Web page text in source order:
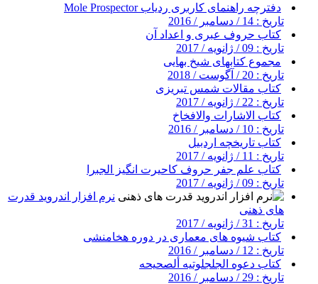
دفترچه راهنمای کاربری ردیاب Mole Prospector
تاریخ : 14 / دسامبر / 2016
کتاب حروف عبری و اعداد آن
تاریخ : 09 / ژانویه / 2017
مجموع کتابهای شیخ بهایی
تاریخ : 20 / آگوست / 2018
کتاب مقالات شمس تبریزی
تاریخ : 22 / ژانویه / 2017
کتاب الاشارات والافخاخ
تاریخ : 10 / دسامبر / 2016
کتاب تاریخچه اردبیل
تاریخ : 11 / ژانویه / 2017
کتاب علم جفر حروف کاحیرت انگیز الجبرا
تاریخ : 09 / ژانویه / 2017
نرم افزار اندروید قدرت
های ذهنی
تاریخ : 31 / ژانویه / 2017
کتاب شیوه های معماری در دوره هخامنشی
تاریخ : 12 / دسامبر / 2016
کتاب دعوه الجلجلوتیه ألصحیحه
تاریخ : 29 / دسامبر / 2016